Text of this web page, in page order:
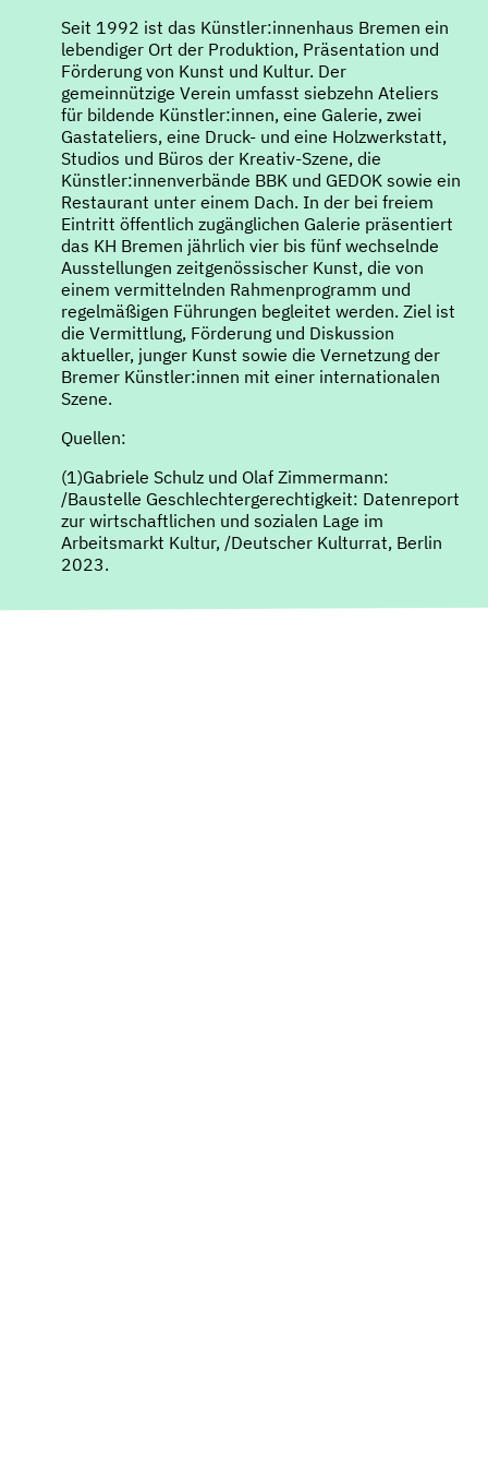
Seit 1992 ist das Künstler:innenhaus Bremen ein
lebendiger Ort der Produktion, Präsentation und
Förderung von Kunst und Kultur. Der
gemeinnützige Verein umfasst siebzehn Ateliers
für bildende Künstler:innen, eine Galerie, zwei
Gastateliers, eine Druck- und eine Holzwerkstatt,
Studios und Büros der Kreativ-Szene, die
Künstler:innenverbände BBK und GEDOK sowie ein
Restaurant unter einem Dach. In der bei freiem
Eintritt öffentlich zugänglichen Galerie präsentiert
das KH Bremen jährlich vier bis fünf wechselnde
Ausstellungen zeitgenössischer Kunst, die von
einem vermittelnden Rahmenprogramm und
regelmäßigen Führungen begleitet werden. Ziel ist
die Vermittlung, Förderung und Diskussion
aktueller, junger Kunst sowie die Vernetzung der
Bremer Künstler:innen mit einer internationalen
Szene.
Quellen:
(1)Gabriele Schulz und Olaf Zimmermann:
/Baustelle Geschlechtergerechtigkeit: Datenreport
zur wirtschaftlichen und sozialen Lage im
Arbeitsmarkt Kultur, /Deutscher Kulturrat, Berlin
2023.